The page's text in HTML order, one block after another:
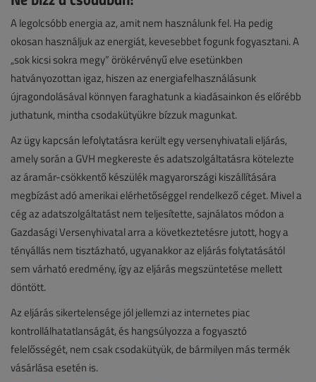
A legolcsóbb energia az, amit nem használunk fel. Ha pedig
okosan használjuk az energiát, kevesebbet fogunk fogyasztani. A
„sok kicsi sokra megy” örökérvényű elve esetünkben
hatványozottan igaz, hiszen az energiafelhasználásunk
újragondolásával könnyen faraghatunk a kiadásainkon és előrébb
juthatunk, mintha csodakütyükre bízzuk magunkat.
Az ügy kapcsán lefolytatásra került egy versenyhivatali eljárás,
amely során a GVH megkereste és adatszolgáltatásra kötelezte
az áramár-csökkentő készülék magyarországi kiszállítására
megbízást adó amerikai elérhetőséggel rendelkező céget. Mivel a
cég az adatszolgáltatást nem teljesítette, sajnálatos módon a
Gazdasági Versenyhivatal arra a következtetésre jutott, hogy a
tényállás nem tisztázható, ugyanakkor az eljárás folytatásától
sem várható eredmény, így az eljárás megszüntetése mellett
döntött.
Az eljárás sikertelensége jól jellemzi az internetes piac
kontrollálhatatlanságát, és hangsúlyozza a fogyasztó
felelősségét, nem csak csodakütyük, de bármilyen más termék
vásárlása esetén is.